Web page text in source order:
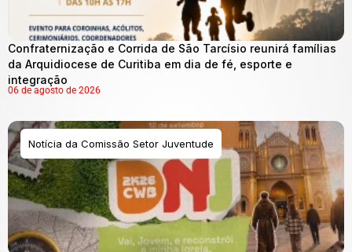
Confraternização e Corrida de São Tarcísio reunirá famílias
da Arquidiocese de Curitiba em dia de fé, esporte e
integração
06 de agosto de 2026
Notícia da Comissão Setor Juventude